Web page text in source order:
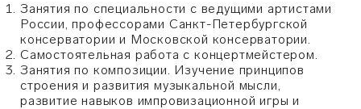
Занятия по специальности с ведущими артистами
России, профессорами Санкт-Петербургской
консерватории и Московской консерватории.
Самостоятельная работа с концертмейстером.
Занятия по композиции. Изучение принципов
строения и развития музыкальной мысли,
развитие навыков импровизационной игры и